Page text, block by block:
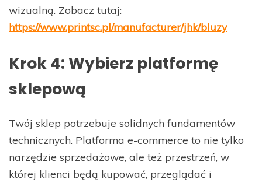
wizualną. Zobacz tutaj:
https://www.printsc.pl/manufacturer/jhk/bluzy
Krok 4: Wybierz platformę
sklepową
Twój sklep potrzebuje solidnych fundamentów
technicznych. Platforma e-commerce to nie tylko
narzędzie sprzedażowe, ale też przestrzeń, w
której klienci będą kupować, przeglądać i